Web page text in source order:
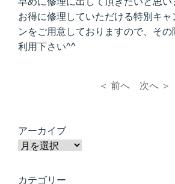
お得に修理していただける特別キャ
ンをご用意しておりますので、そ
利用下さい^^
＜ 前へ 次へ ＞
アーカイブ
カテゴリー